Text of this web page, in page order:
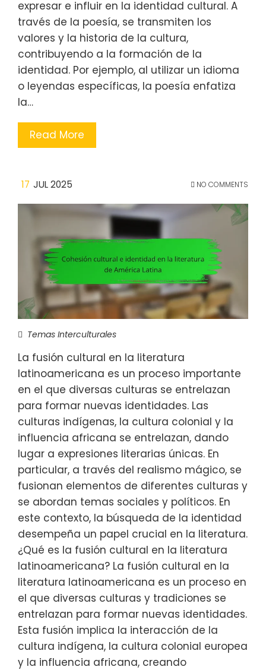
expresar e influir en la identidad cultural. A
través de la poesía, se transmiten los
valores y la historia de la cultura,
contribuyendo a la formación de la
identidad. Por ejemplo, al utilizar un idioma
o leyendas específicas, la poesía enfatiza
la…
Read More
17 JUL 2025 NO COMMENTS
Temas Interculturales
La fusión cultural en la literatura
latinoamericana es un proceso importante
en el que diversas culturas se entrelazan
para formar nuevas identidades. Las
culturas indígenas, la cultura colonial y la
influencia africana se entrelazan, dando
lugar a expresiones literarias únicas. En
particular, a través del realismo mágico, se
fusionan elementos de diferentes culturas y
se abordan temas sociales y políticos. En
este contexto, la búsqueda de la identidad
desempeña un papel crucial en la literatura.
¿Qué es la fusión cultural en la literatura
latinoamericana? La fusión cultural en la
literatura latinoamericana es un proceso en
el que diversas culturas y tradiciones se
entrelazan para formar nuevas identidades.
Esta fusión implica la interacción de la
cultura indígena, la cultura colonial europea
y la influencia africana, creando